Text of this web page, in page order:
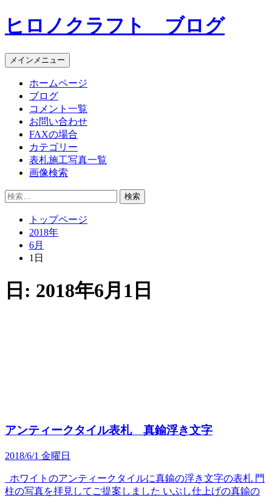
コ
ン
ン
ツ
ヒロノクラフト ブログ
メインメニュー
ホームページ
ブログ
コメント一覧
お問い合わせ
FAXの場合
カテゴリー
表札施工写真一覧
画像検索
検
トップページ
2018年
6月
1日
日: 2018年6月1日
アンティークタイル表札 真鍮浮き文字
2018/6/1 金曜日
ホワイトのアンティークタイルに真鍮の浮き文字の表札 門
柱の写真を拝見してご提案しました いぶし仕上げの真鍮の